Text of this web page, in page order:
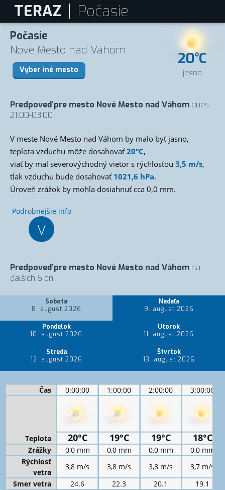
TERAZ Počasie
20°C
jasno
Počasie
Nové Mesto nad Váhom
Vyber iné mesto
Predpoveď pre mesto Nové Mesto nad Váhom dnes
21:00-03:00
V meste Nové Mesto nad Váhom by malo byť jasno,
teplota vzduchu môže dosahovať20°C,
viať by mal severovýchodný vietor s rýchlosťou 3,5 m/s,
tlak vzduchu bude dosahovať 1021,6 hPa.
Úroveň zrážok by mohla dosiahnuť cca 0,0 mm.
Podrobnejšie info
V
Predpoveď pre mesto Nové Mesto nad Váhom na
ďalších 6 dní
Sobota
8. august 2026
Nedeľa
9. august 2026
Pondelok
10. august 2026
Utorok
11. august 2026
Streda
12. august 2026
Štvrtok
13. august 2026
Čas 0:00:00 1:00:00 2:00:00 3:00:00
Teplota 20°C 19°C 19°C 18°C
Zrážky 0,0 mm 0,0 mm 0,0 mm
0,0 mm
Rýchlosť
vetra
3,8 m/s 3,8 m/s 3,8 m/s
3,7 m/s
Smer vetra
24.6 22.3 20.1
19.1